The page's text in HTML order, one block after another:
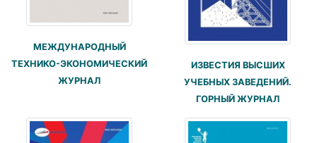
МЕЖДУНАРОДНЫЙ
ТЕХНИКО-ЭКОНОМИЧЕСКИЙ
ЖУРНАЛ
ИЗВЕСТИЯ ВЫСШИХ
УЧЕБНЫХ ЗАВЕДЕНИЙ.
ГОРНЫЙ ЖУРНАЛ